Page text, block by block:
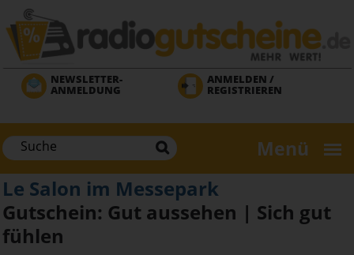
Direkt
zum
Inhalt
NEWSLETTER-
ANMELDUNG
ANMELDEN /
REGISTRIEREN
Menü
Le Salon im Messepark
Gutschein: Gut aussehen | Sich gut
fühlen